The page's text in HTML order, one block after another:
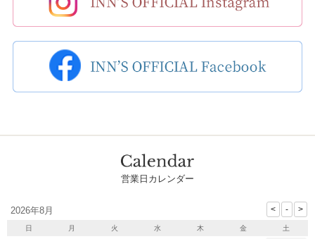
営業日カレンダー
2026年8月
日 月 火 水 木 金 土